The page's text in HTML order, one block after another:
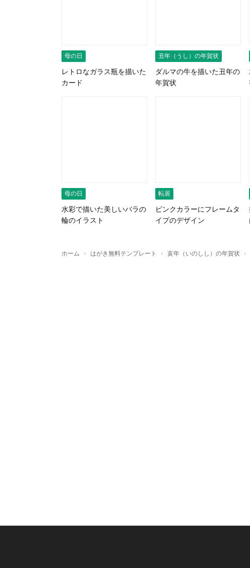
母の日
レトロなガラス瓶を描いた
カード
丑年（うし）の年賀状
ダルマの牛を描いた丑年の
年賀状
母の日
水彩で描いた美しいバラの
輪のイラスト
転居
ピンクカラーにフレームタ
イプのデザイン
ホーム › はがき無料テンプレート › 亥年（いのしし）の年賀状 ›